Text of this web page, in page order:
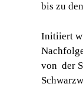
bis zu
Initiiert
von der